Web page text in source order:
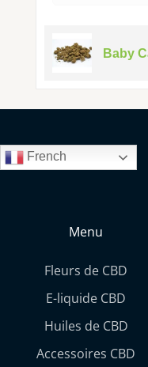
Baby
French
Menu
Fleurs de CBD
E-liquide CBD
Huiles de CBD
Accessoires CBD